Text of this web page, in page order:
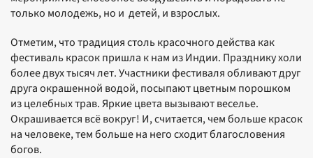
только молодежь, но и детей, и взрослых.
Отметим, что традиция столь красочного действа как
фестиваль красок пришла к нам из Индии. Празднику холи
более двух тысяч лет. Участники фестиваля обливают друг
друга окрашенной водой, посыпают цветным порошком
из целебных трав. Яркие цвета вызывают веселье.
Окрашивается всё вокруг! И, считается, чем больше красок
на человеке, тем больше на него сходит благословения
богов.